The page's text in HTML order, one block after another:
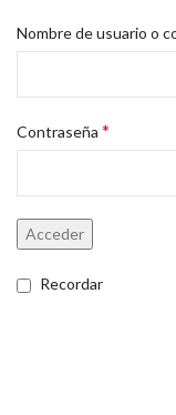
Nombre de usuario o
Contraseña *
Acceder
Recordar